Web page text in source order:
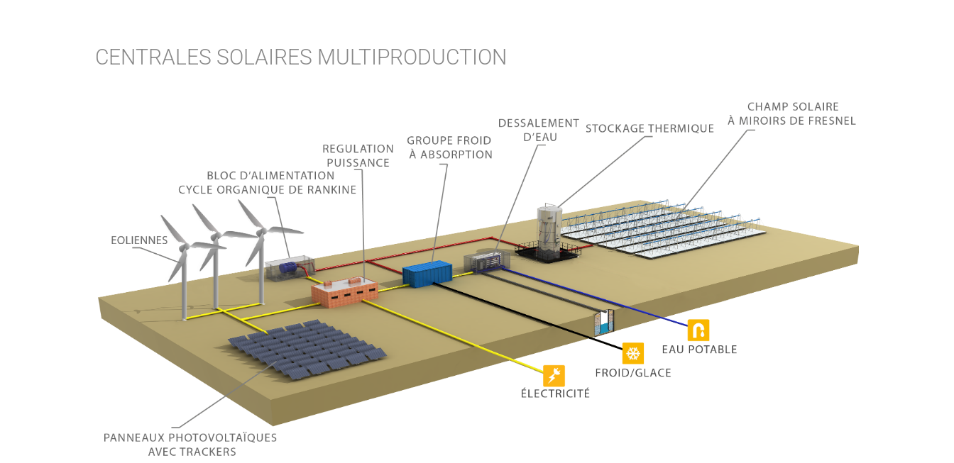
CENTRALES SOLAIRES MULTIPRODUCTION